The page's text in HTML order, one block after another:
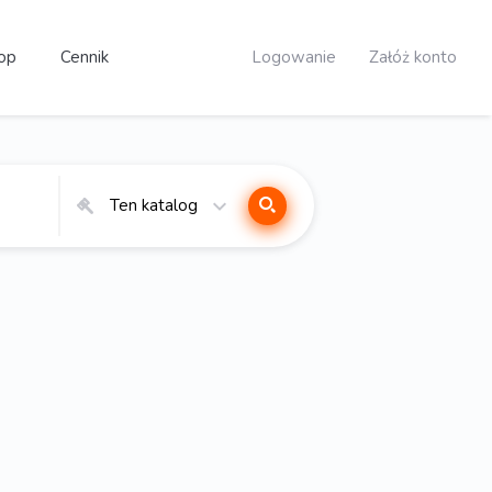
Cennik Logowanie Załóż konto
Ten katalog